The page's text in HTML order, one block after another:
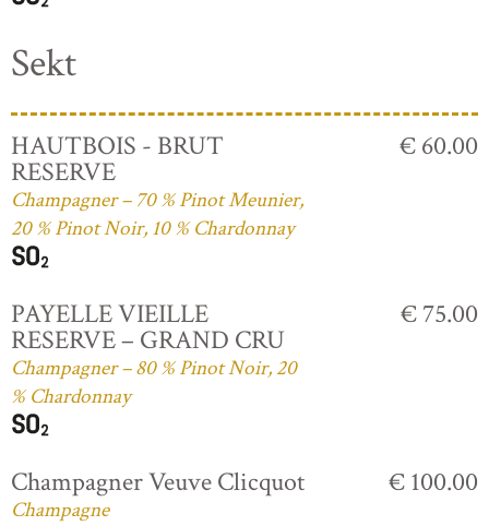
Sekt
HAUTBOIS - BRUT
RESERVE
Champagner – 70 % Pinot Meunier,
20 % Pinot Noir, 10 % Chardonnay
€ 60.00
PAYELLE VIEILLE
RESERVE – GRAND CRU
Champagner – 80 % Pinot Noir, 20
% Chardonnay
€ 75.00
Champagner Veuve Clicquot
Champagne
€ 100.00